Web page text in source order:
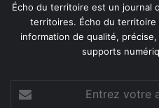
Écho du territoire est un journal
territoires. Écho du
information de qualité,
supports
votre